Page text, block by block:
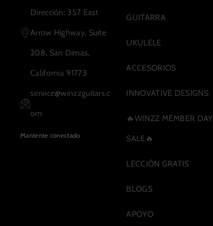
o
m
b
Dirección: 357 East
Arrow Highway, Suite
208, San Dimas,
California 91773
service@winzzguitars.c
om
Mantente conectado
GUITARRA
UKULELE
ACCESORIOS
INNOVATIVE DESIGNS
🔥WINZZ MEMBER DAY
SALE🔥
LECCIÓN GRATIS
BLOGS
APOYO